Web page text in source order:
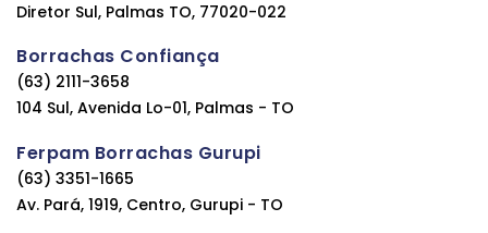
Diretor Sul, Palmas TO, 77020-022
Borrachas Confiança
(63) 2111-3658
104 Sul, Avenida Lo-01, Palmas - TO
Ferpam Borrachas Gurupi
(63) 3351-1665
Av. Pará, 1919, Centro, Gurupi - TO